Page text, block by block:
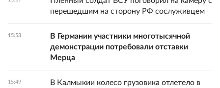
перешедшим на сторону РФ сослуживцем
15:53
В Германии участники многотысячной
демонстрации потребовали отставки
Мерца
15:49
В Калмыкии колесо грузовика отлетело в